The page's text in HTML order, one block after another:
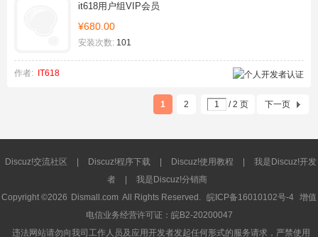
it618用户组VIP会员
¥680.00
安装次数: 101
作者: IT618
1 2 / 2 页 下一页
Discuz!交流社区 Discuz!程序下载 Discuz!使用教程
我是Discuz!开发
者
我是Discuz!分销商
Copyright ©2026 Dismall.com All Rights Reserved. 皖ICP备16010102号-4 增值
电信业务经营许可证：皖B2-20200047
违法网站请勿向我司工作人员及应用开发者发起任何形式的服务请求，严禁使用